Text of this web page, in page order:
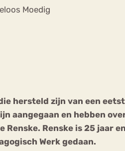
Moedig
hersteld zijn van een
aangegaan en hebben
Renske is 25 jaar
Werk gedaan.